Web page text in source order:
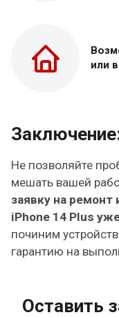
или
Не позволяйте
мешать вашей
заявку на ремонт
iPhone 14 Plus
починим
гарантию на
Оставить